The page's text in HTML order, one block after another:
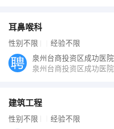
耳鼻喉科
性别不限 经验不限
泉州台商投资区成功医院
泉州台商投资区成功医院
建筑工程
性别不限 经验不限